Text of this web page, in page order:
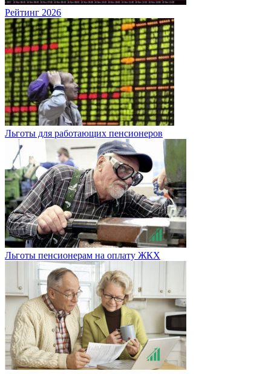
Рейтинг 2026
Льготы для работающих пенсионеров
Льготы пенсионерам на оплату ЖКХ